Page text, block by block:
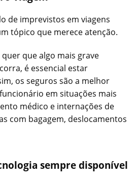
de imprevistos em viagens
tópico que merece atenção.
que algo mais grave
é essencial estar
os seguros são a melhor
em situações mais
médico e internações de
com bagagem, deslocamentos
sempre disponível